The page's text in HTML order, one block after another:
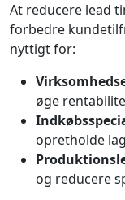
At reducere lead
forbedre
nyttigt for:
øge
opretholde
og reducere